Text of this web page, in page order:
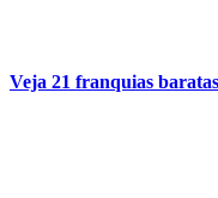
Veja 21 franquias